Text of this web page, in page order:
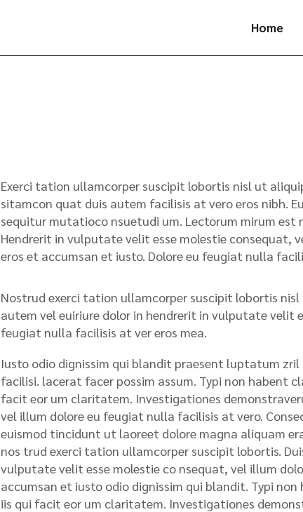
Home
Exerci tation ullamcorper suscipit lobortis nisl ut
sitamcon quat duis autem facilisis at vero eros nibh.
sequitur mutatioco nsuetudi um. Lectorum mirum est
Hendrerit in vulputate velit esse molestie consequat,
eros et accumsan et iusto. Dolore eu feugiat nulla
Nostrud exerci tation ullamcorper suscipit lobortis
autem vel euiriure dolor in hendrerit in vulputate velit
feugiat nulla facilisis at ver eros mea.
Iusto odio dignissim qui blandit praesent luptatum
facilisi. lacerat facer possim assum. Typi non habent
facit eor um claritatem. Investigationes
vel illum dolore eu feugiat nulla facilisis at vero.
euismod tincidunt ut laoreet dolore magna aliquam
nos trud exerci tation ullamcorper suscipit lobortis.
vulputate velit esse molestie co nsequat, vel illum
accumsan et iusto odio dignissim qui blandit. Typi
iis qui facit eor um claritatem. Investigationes